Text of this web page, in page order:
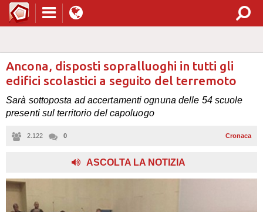
Ancona, disposti sopralluoghi in tutti gli
edifici scolastici a seguito del terremoto
Sarà sottoposta ad accertamenti ognuna delle 54 scuole
presenti sul territorio del capoluogo
2.122 0 Cronaca
ASCOLTA LA NOTIZIA